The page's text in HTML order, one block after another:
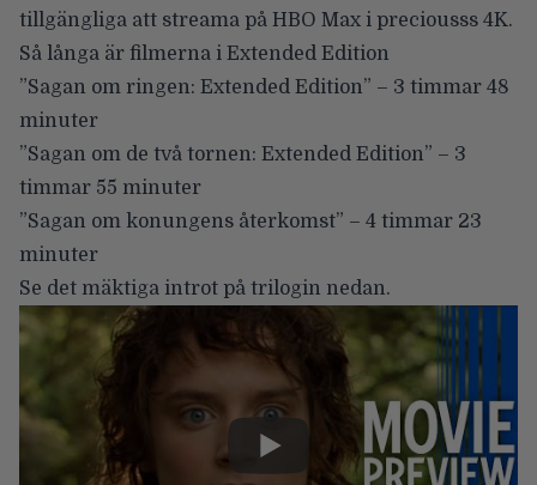
tillgängliga att streama på HBO Max i preciousss 4K.
Så långa är filmerna i Extended Edition
”Sagan om ringen: Extended Edition” – 3 timmar 48
minuter
”Sagan om de två tornen: Extended Edition” – 3
timmar 55 minuter
”Sagan om konungens återkomst” – 4 timmar 23
minuter
Se det mäktiga introt på trilogin nedan.